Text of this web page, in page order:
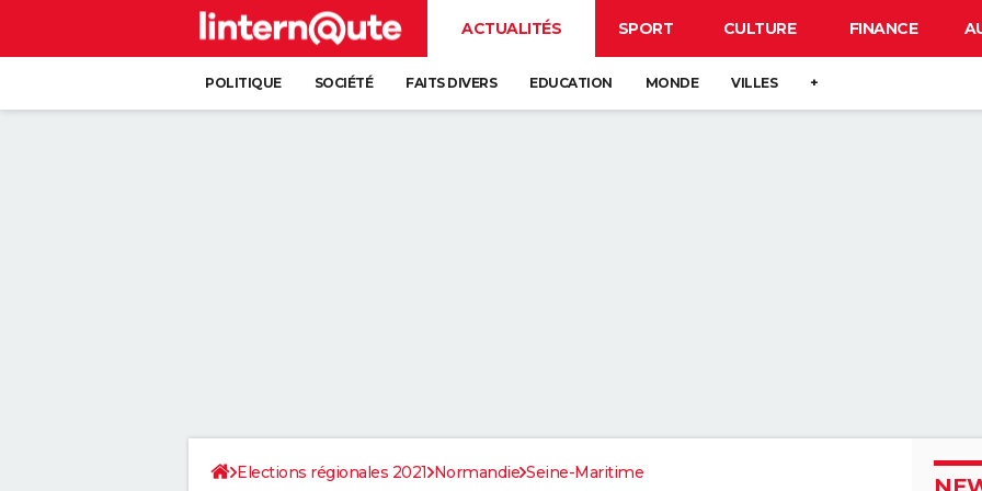
ACTUALITÉS SPORT CULTURE FINANCE
POLITIQUE SOCIÉTÉ FAITS DIVERS EDUCATION MONDE VILLES +
Elections régionales 2021 Normandie Seine-Maritime